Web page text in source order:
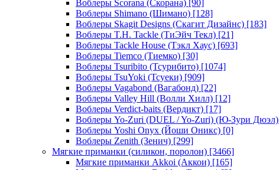
Воблеры Scorana (Скорана) [90]
Воблеры Shimano (Шимано) [128]
Воблеры Skagit Designs (Скагит Дизайнс) [183]
Воблеры T.H. Tackle (ТиЭйч Текл) [21]
Воблеры Tackle House (Тэкл Хаус) [693]
Воблеры Tiemco (Тиемко) [30]
Воблеры Tsuribito (Тсурибито) [1074]
Воблеры TsuYoki (Тсуеки) [909]
Воблеры Vagabond (Вагабонд) [22]
Воблеры Valley Hill (Волли Хилл) [12]
Воблеры Verdict-baits (Вердикт) [17]
Воблеры Yo-Zuri (DUEL / Yo-Zuri) (Ю-Зури Дюэл)
Воблеры Yoshi Onyx (Йоши Оникс) [0]
Воблеры Zenith (Зенич) [299]
Мягкие приманки (силикон, поролон) [3466]
Мягкие приманки Akkoi (Аккои) [165]